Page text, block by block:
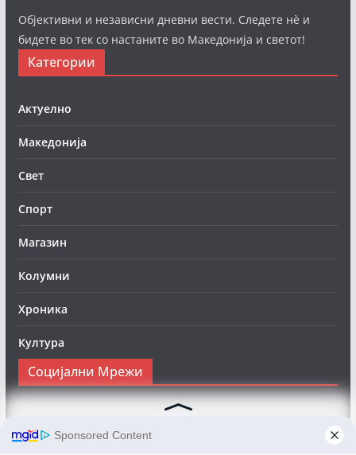
Објективни и независни дневни вести. Следете нè и
бидете во тек со настаните во Македонија и светот!
Категории
Актуелно
Македонија
Свет
Спорт
Магазин
Колумни
Хроника
Култура
Социјални Мрежи